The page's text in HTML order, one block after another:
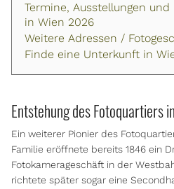
Termine, Ausstellungen und
in Wien 2026
Weitere Adressen /
Finde eine Unterkunft in
Entstehung des Fotoquartiers
Ein weiterer Pionier des
Familie eröffnete bereits 1846 ein
Fotokamerageschäft in der
richtete später sogar eine